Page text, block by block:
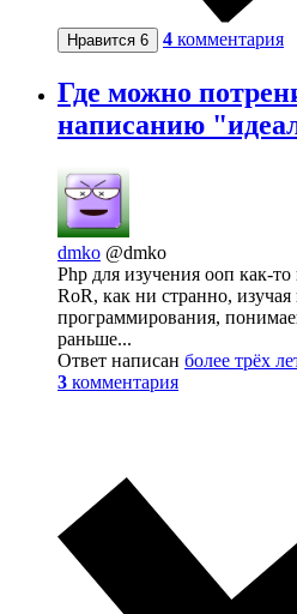
Нравится 6 4 комментария
Где можно
написанию
dmko @dmko
Php для изучения ооп как-
RoR, как ни странно,
программирования,
раньше...
Ответ написан более трёх
3 комментария